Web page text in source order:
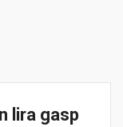
lira gasp